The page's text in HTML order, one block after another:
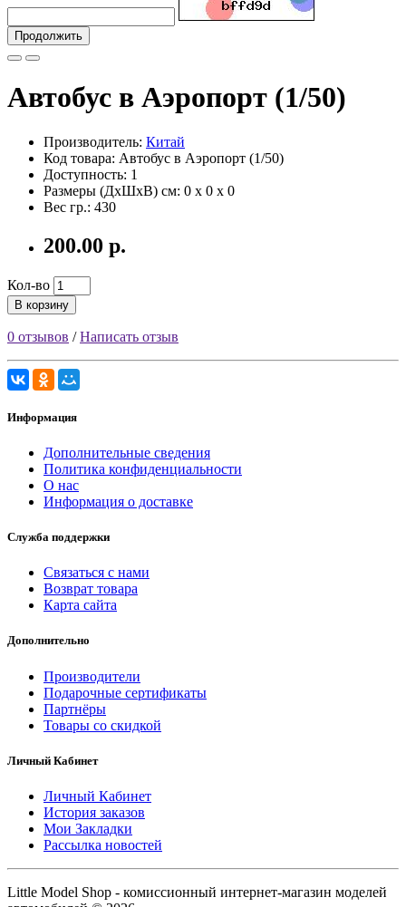
Продолжить
Автобус в Аэропорт (1/50)
Производитель: Китай
Код товара: Автобус в Аэропорт (1/50)
Доступность: 1
Размеры (ДxШxВ) см: 0 x 0 x 0
Вес гр.: 430
200.00 р.
Кол-во
В корзину
0 отзывов /Написать отзыв
Информация
Дополнительные сведения
Политика конфиденциальности
О нас
Информация о доставке
Служба поддержки
Связаться с нами
Возврат товара
Карта сайта
Дополнительно
Производители
Подарочные сертификаты
Партнёры
Товары со скидкой
Личный Кабинет
Личный Кабинет
История заказов
Мои Закладки
Рассылка новостей
Little Model Shop - комиссионный интернет-магазин моделей